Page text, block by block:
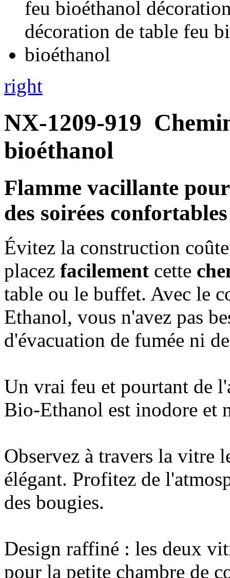
right
NX-1209-919
bioéthanol
Flamme vacillante
des soirées confortables
Évitez la construction
placez facilement cette
table ou le buffet. Avec le
Ethanol, vous n'avez pas
d'évacuation de fumée ni
Un vrai feu et pourtant de
Bio-Ethanol est inodore et
Observez à travers la vitre
élégant. Profitez de
des bougies.
Design raffiné : les deux
pour la petite chambre de